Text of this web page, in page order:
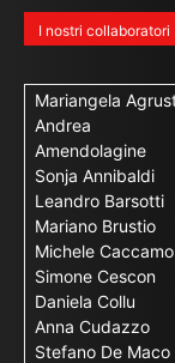
I nostri collaboratori
Mariangela
Andrea
Amendolagine
Sonja Annibaldi
Leandro Barsotti
Mariano Brustio
Michele Caccamo
Simone Cescon
Daniela Collu
Anna Cudazzo
Stefano De Maco